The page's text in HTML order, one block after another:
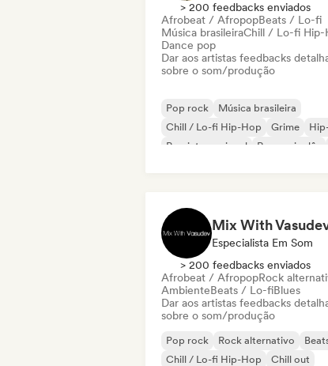
> 200 feedbacks enviados
Afrobeat / AfropopBeats / Lo-fi
Música brasileiraChill / Lo-fi Hip-
Dance pop
Dar aos artistas feedbacks
sobre o som/produção
Pop rock
Música brasileira
Chill / Lo-fi Hip-Hop
Grime
Pop internacional
Rap em inglês
Mix With
Especialista Em Som
> 200 feedbacks enviados
Afrobeat / AfropopRock
AmbienteBeats / Lo-fiBlues
Dar aos artistas feedbacks
sobre o som/produção
Pop rock Rock alternativo
Chill / Lo-fi Hip-Hop
Chill out